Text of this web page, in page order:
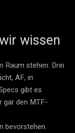
wissen
Raum stehen: Drei
AF, in
gibt es
gar den MTF-
bevorstehen.